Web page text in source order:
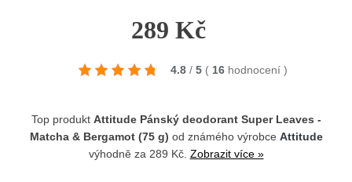
289 Kč
4.8 / 5 ( 16 hodnocení )
Top produkt Attitude Pánský deodorant Super Leaves -
Matcha & Bergamot (75 g) od známého výrobce Attitude
výhodně za 289 Kč. Zobrazit více »